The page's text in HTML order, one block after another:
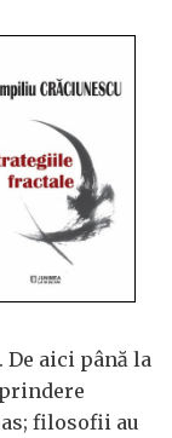
aici până la
filosofii au